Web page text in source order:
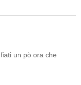
un pò ora che